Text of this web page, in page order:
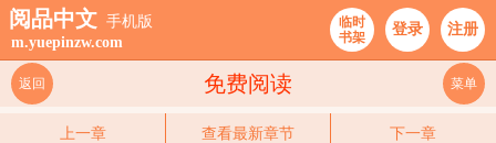
阅品中文 手机版
m.yuepinzw.com
临时
书架
登录 注册
免费阅读
返回 菜单
上一章 查看最新章节 下一章